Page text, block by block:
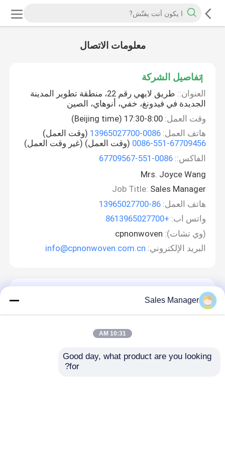
معلومات الاتصال
تفاصيل الشركة
العنوان::
طريق لايهي رقم 22، منطقة تطوير المدينة
الجديدة في فيدونغ، خفي، أنوهاي، الصين
وقت العمل: 8:00-17:30 (Beijing time)
هاتف العمل: 0086-13965027700
(وقت العمل)
0086-551-67709456 (وقت العمل) (غير وقت العمل)
الفاكس:: 0086-551-67709567
Mrs. Joyce Wang
Job Title: Sales Manager
هاتف العمل: 86-13965027700
واتس اب: +8613965027700
(وي تشات):
البريد الإلكتروني: info@cpnonwoven.com.cn
Sales Manager
10:31 AM
Good day, what product are you looking
for?